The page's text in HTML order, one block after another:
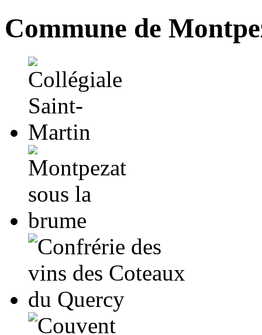
Commune de